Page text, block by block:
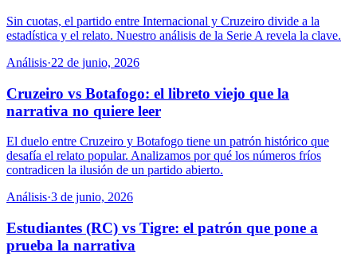
Sin cuotas, el partido entre Internacional y Cruzeiro divide a la
estadística y el relato. Nuestro análisis de la Serie A revela la clave.
Análisis·22 de junio, 2026
Cruzeiro vs Botafogo: el libreto viejo que la
narrativa no quiere leer
El duelo entre Cruzeiro y Botafogo tiene un patrón histórico que
desafía el relato popular. Analizamos por qué los números fríos
contradicen la ilusión de un partido abierto.
Análisis·3 de junio, 2026
Estudiantes (RC) vs Tigre: el patrón que pone a
prueba la narrativa